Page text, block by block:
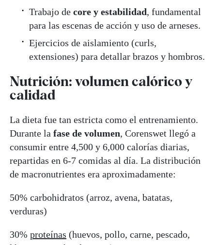
Trabajo de core y estabilidad, fundamental
para las escenas de acción y uso de arneses.
Ejercicios de aislamiento (curls,
extensiones) para detallar brazos y hombros.
Nutrición: volumen calórico y
calidad
La dieta fue tan estricta como el entrenamiento.
Durante la fase de volumen, Corenswet llegó a
consumir entre 4,500 y 6,000 calorías diarias,
repartidas en 6-7 comidas al día. La distribución
de macronutrientes era aproximadamente:
50% carbohidratos (arroz, avena, batatas,
verduras)
30% proteínas (huevos, pollo, carne, pescado,